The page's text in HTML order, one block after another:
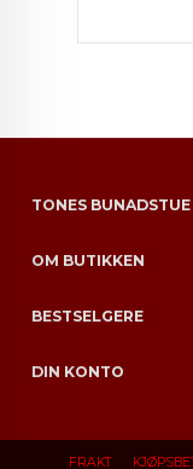
TONES BUNADSTUE
OM BUTIKKEN
BESTSELGERE
DIN KONTO
FRAKT